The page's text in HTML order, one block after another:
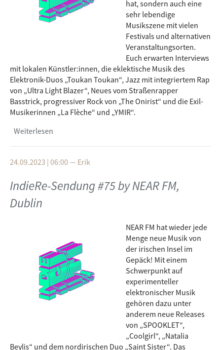
hat, sondern auch eine
sehr lebendige
Musikszene mit vielen
Festivals und alternativen
Veranstaltungsorten.
Euch erwarten Interviews
mit lokalen Künstler:innen, die eklektische Musik des
Elektronik-Duos „Toukan Toukan“, Jazz mit integriertem Rap
von „Ultra Light Blazer“, Neues vom Straßenrapper
Basstrick, progressiver Rock von „The Onirist“ und die Exil-
Musikerinnen „La Flèche“ und „YMIR“.
Weiterlesen
24.09.2023 | 06:00— Erik
IndieRe-Sendung #75 by NEAR FM,
Dublin
NEAR FM hat wieder jede
Menge neue Musik von
der irischen Insel im
Gepäck! Mit einem
Schwerpunkt auf
experimenteller
elektronischer Musik
gehören dazu unter
anderem neue Releases
von „SPOOKLET“,
„Coolgirl“, „Natalia
Beylis“ und dem nordirischen Duo „Saint Sister“. Das